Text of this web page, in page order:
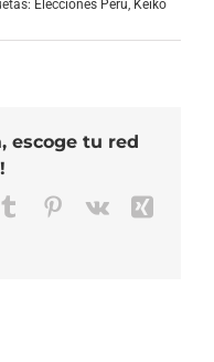
Elecciones Perú, Keiko
escoge tu red
TumblrPinterest
Vk